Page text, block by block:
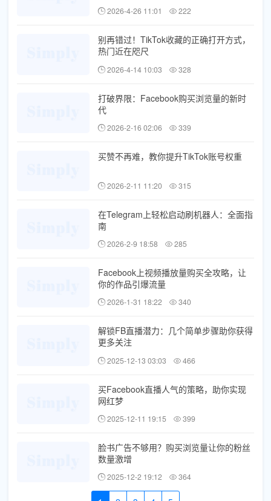
2026-4-26 11:01 222
别再错过！TikTok收藏的正确打开方式，
热门近在咫尺
2026-4-14 10:03 328
打破界限：Facebook购买浏览量的新时
代
2026-2-16 02:06 339
买赞不再难，教你提升TikTok账号权重
2026-2-11 11:20 315
在Telegram上轻松启动刷机器人：全面指
南
2026-2-9 18:58 285
Facebook上视频播放量购买全攻略，让
你的作品引爆流量
2026-1-31 18:22 340
解锁FB直播潜力：几个简单步骤助你获得
更多关注
2025-12-13 03:03 466
买Facebook直播人气的策略，助你实现
网红梦
2025-12-11 19:15 399
脸书广告不够用？购买浏览量让你的粉丝
数量激增
2025-12-2 19:12 364